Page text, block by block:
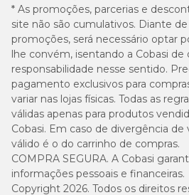
* As promoções, parcerias e
site não são cumulativos. Diante
promoções, será necessário optar
lhe convém, isentando a Cobasi de
responsabilidade nesse sentido.
pagamento exclusivos para
variar nas lojas físicas. Todas as
válidas apenas para produtos
Cobasi. Em caso de divergência de
válido é o do carrinho de compras.
COMPRA SEGURA. A Cobasi
informações pessoais e financeiras.
Copyright 2026. Todos os direitos